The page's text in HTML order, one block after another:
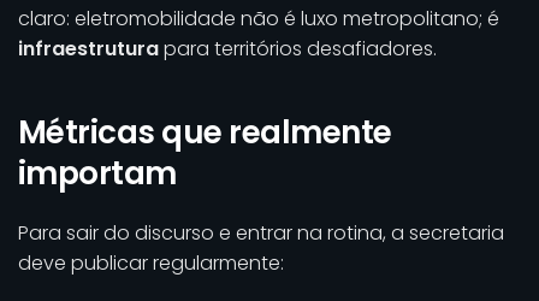
claro: eletromobilidade não é luxo metropolitano; é
infraestruturapara territórios desafiadores.
Métricas que realmente
importam
Para sair do discurso e entrar na rotina, a secretaria
deve publicar regularmente: